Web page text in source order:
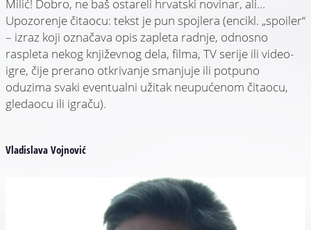
Milić! Dobro, ne baš ostareli hrvatski novinar, ali…
Upozorenje čitaocu: tekst je pun spojlera (encikl. „spoiler“
– izraz koji označava opis zapleta radnje, odnosno
raspleta nekog književnog dela, filma, TV serije ili video-
igre, čije prerano otkrivanje smanjuje ili potpuno
oduzima svaki eventualni užitak neupućenom čitaocu,
gledaocu ili igraču).
Vladislava Vojnović